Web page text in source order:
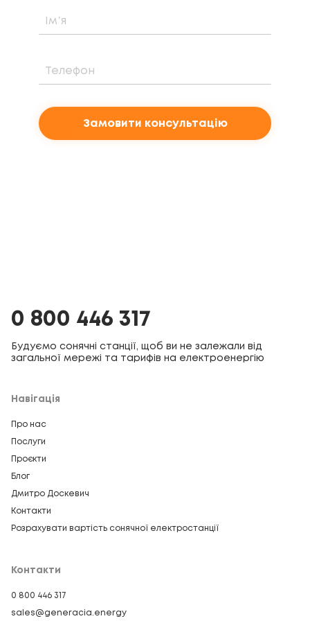
Замовити консультацію
0 800 446 317
Будуємо сонячні станції, щоб ви не залежали від
загальної мережі та тарифів на електроенергію
Навігація
Про нас
Послуги
Проєкти
Блог
Дмитро Доскевич
Контакти
Розрахувати вартість сонячної електростанції
Контакти
0 800 446 317
sales@generacia.energy